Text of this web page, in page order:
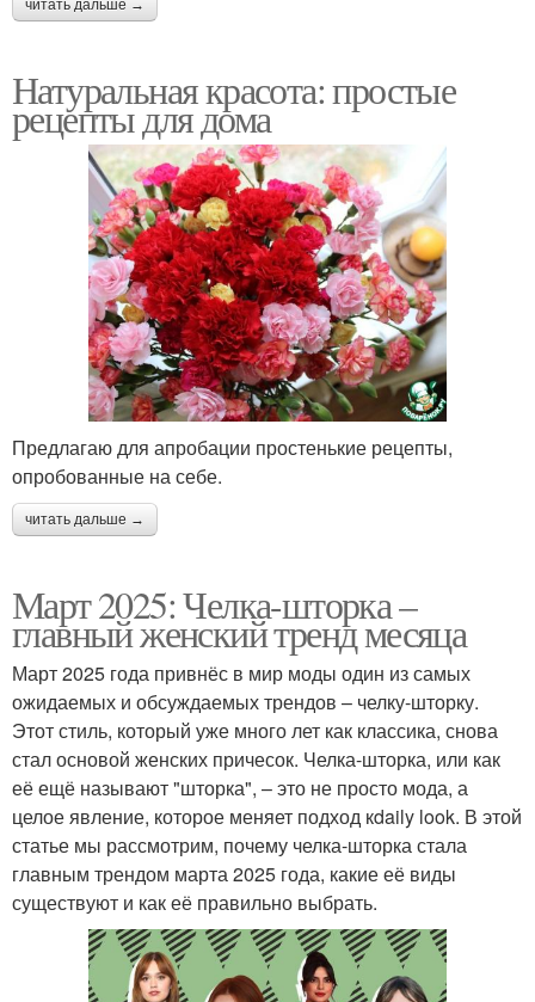
читать дальше →
Натуральная красота: простые
рецепты для дома
Предлагаю для апробации простенькие рецепты,
опробованные на себе.
читать дальше →
Март 2025: Челка-шторка –
главный женский тренд месяца
Март 2025 года привнёс в мир моды один из самых
ожидаемых и обсуждаемых трендов – челку-шторку.
Этот стиль, который уже много лет как классика, снова
стал основой женских причесок. Челка-шторка, или как
её ещё называют "шторка", – это не просто мода, а
целое явление, которое меняет подход кdaily look. В этой
статье мы рассмотрим, почему челка-шторка стала
главным трендом марта 2025 года, какие её виды
существуют и как её правильно выбрать.